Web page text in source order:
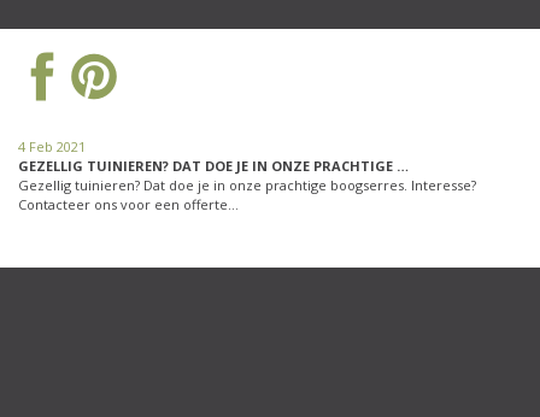
4 Feb 2021
GEZELLIG TUINIEREN? DAT DOE JE IN ONZE PRACHTIGE …
Gezellig tuinieren? Dat doe je in onze prachtige boogserres. Interesse?
Contacteer ons voor een offerte…